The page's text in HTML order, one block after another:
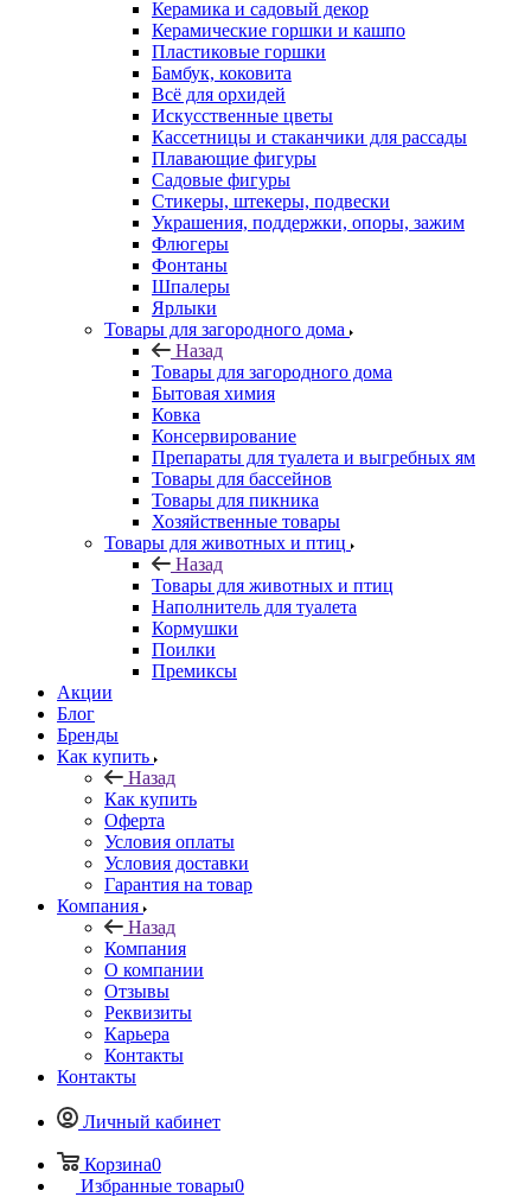
Керамика и садовый декор
Керамические горшки и кашпо
Пластиковые горшки
Бамбук, коковита
Всё для орхидей
Искусственные цветы
Кассетницы и стаканчики для рассады
Плавающие фигуры
Садовые фигуры
Стикеры, штекеры, подвески
Украшения, поддержки, опоры, зажим
Флюгеры
Фонтаны
Шпалеры
Ярлыки
Товары для загородного дома
Назад
Товары для загородного дома
Бытовая химия
Ковка
Консервирование
Препараты для туалета и выгребных ям
Товары для бассейнов
Товары для пикника
Хозяйственные товары
Товары для животных и птиц
Назад
Товары для животных и птиц
Наполнитель для туалета
Кормушки
Поилки
Премиксы
Акции
Блог
Бренды
Как купить
Назад
Как купить
Оферта
Условия оплаты
Условия доставки
Гарантия на товар
Компания
Назад
Компания
О компании
Отзывы
Реквизиты
Карьера
Контакты
Контакты
Личный кабинет
Корзина0
Избранные товары0